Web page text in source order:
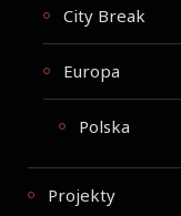
City Break
Europa
Polska
Projekty